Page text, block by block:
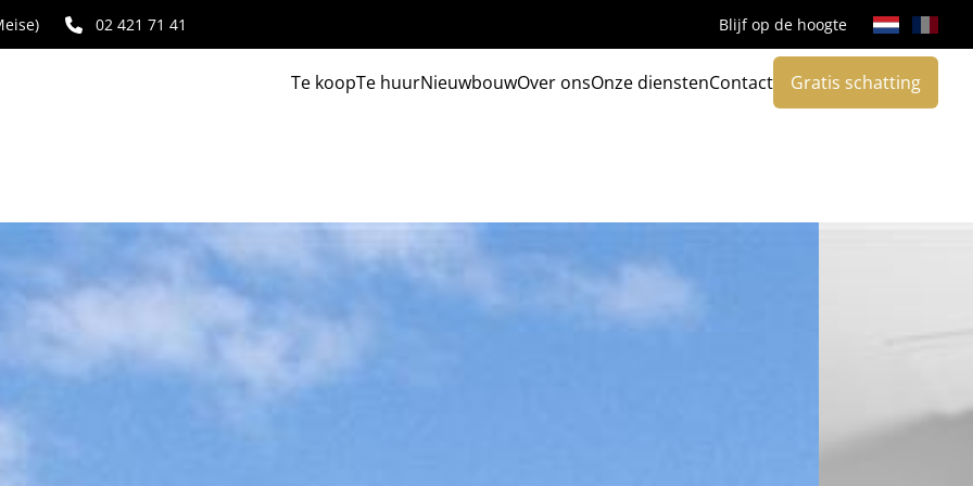
02 421 71 41 Blijf op de hoogte
Te koopTe huurNieuwbouwOver onsOnze dienstenContact Gratis schatting